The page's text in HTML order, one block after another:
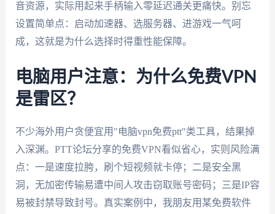
音资源，实际用起来手柄输入零延迟通关更痛快。别忘
设置简单点：启动加速器、选服务器、进游戏一气呵
成，这就是为什么选择时得重性能保障。
电脑用户注意：为什么免费VPN
是雷区？
不少海外用户贪便宜用"电脑vpn免费ptt"类工具，结果掉
入深渊。PTT论坛分享的免费VPN看似省心，实则风险满
点：一是速度拉胯，刷个短视频就卡停；二是安全黑
洞，无加密传输易遭中间人攻击窃取账号密码；三是IP容
易被封禁导致封号。真实案例中，我朋友用某免费软件